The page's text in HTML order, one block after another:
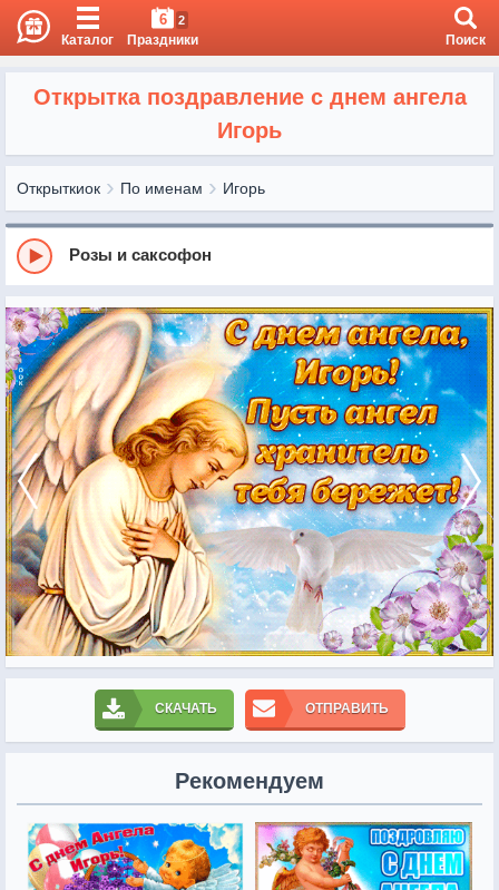
Каталог
6 2
Праздники Поиск
Открытка поздравление с днем ангела
Игорь
Открыткиок По именам Игорь
Розы и саксофон
СКАЧАТЬ ОТПРАВИТЬ
Рекомендуем